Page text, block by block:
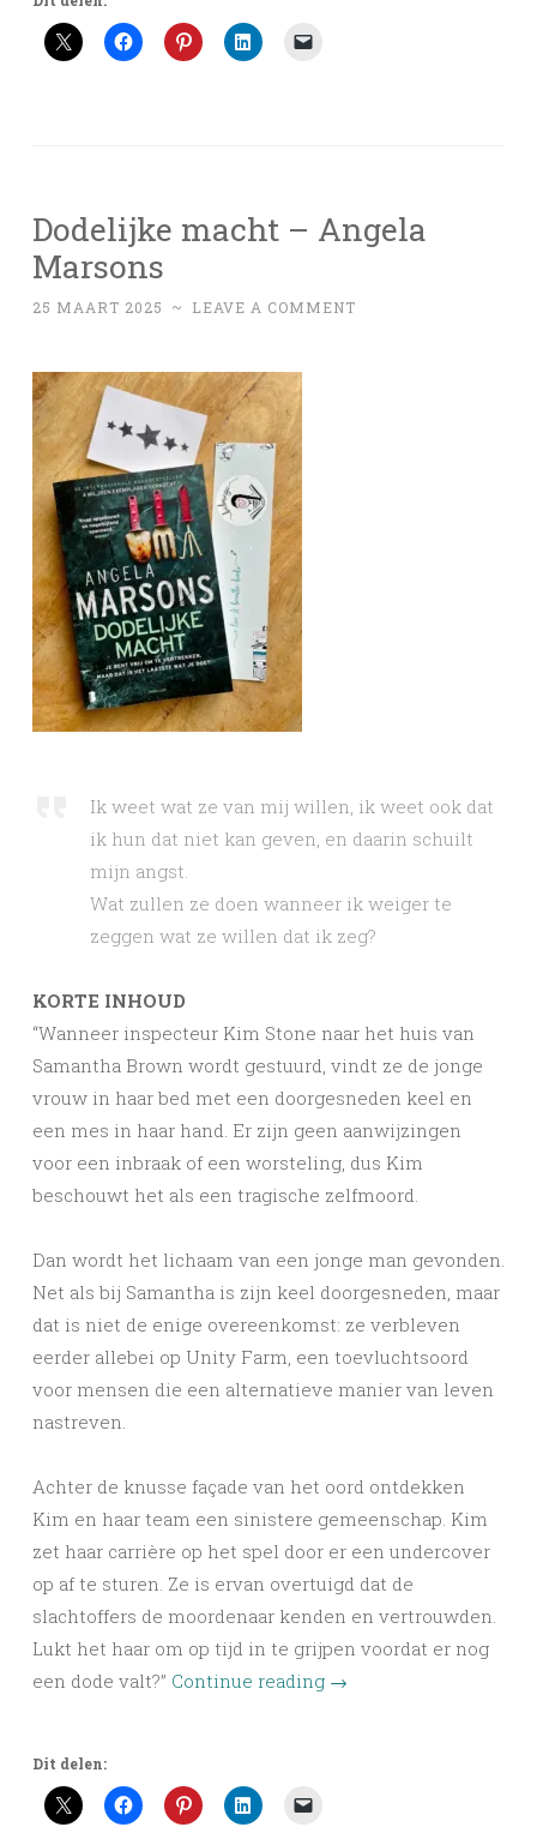
Dodelijke macht – Angela
Marsons
25 MAART 2025 ~ LEAVE A COMMENT
Ik weet wat ze van mij willen, ik weet ook dat
ik hun dat niet kan geven, en daarin schuilt
mijn angst.
Wat zullen ze doen wanneer ik weiger te
zeggen wat ze willen dat ik zeg?
KORTE INHOUD
“Wanneer inspecteur Kim Stone naar het huis van
Samantha Brown wordt gestuurd, vindt ze de jonge
vrouw in haar bed met een doorgesneden keel en
een mes in haar hand. Er zijn geen aanwijzingen
voor een inbraak of een worsteling, dus Kim
beschouwt het als een tragische zelfmoord.
Dan wordt het lichaam van een jonge man gevonden.
Net als bij Samantha is zijn keel doorgesneden, maar
dat is niet de enige overeenkomst: ze verbleven
eerder allebei op Unity Farm, een toevluchtsoord
voor mensen die een alternatieve manier van leven
nastreven.
Achter de knusse façade van het oord ontdekken
Kim en haar team een sinistere gemeenschap. Kim
zet haar carrière op het spel door er een undercover
op af te sturen. Ze is ervan overtuigd dat de
slachtoffers de moordenaar kenden en vertrouwden.
Lukt het haar om op tijd in te grijpen voordat er nog
een dode valt?” Continue reading →
Dit delen: